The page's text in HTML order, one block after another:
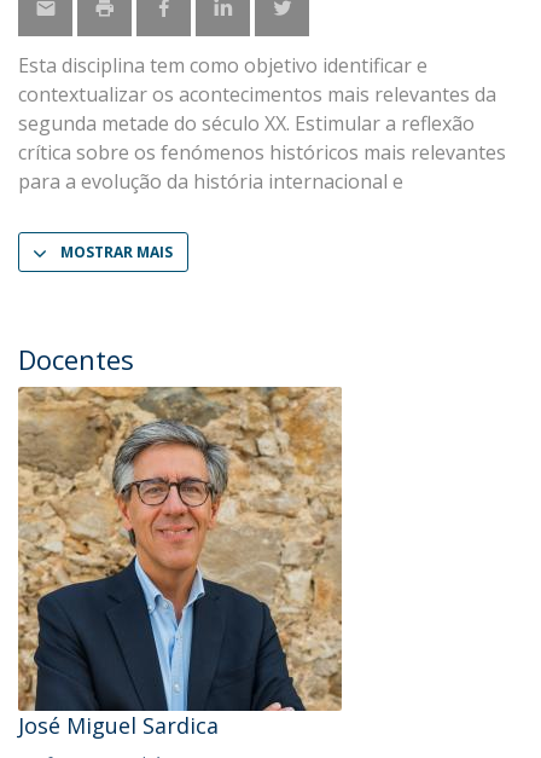
Esta disciplina tem como objetivo identificar e
contextualizar os acontecimentos mais relevantes da
segunda metade do século XX. Estimular a reflexão
crítica sobre os fenómenos históricos mais relevantes
para a evolução da história internacional e
MOSTRAR MAIS
Docentes
José Miguel Sardica